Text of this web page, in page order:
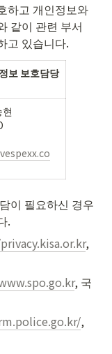
하고 개인정보와
같이 관련 부서
고 있습니다.
보 보호담당
이 필요하신 경우
.
,
, 국
,